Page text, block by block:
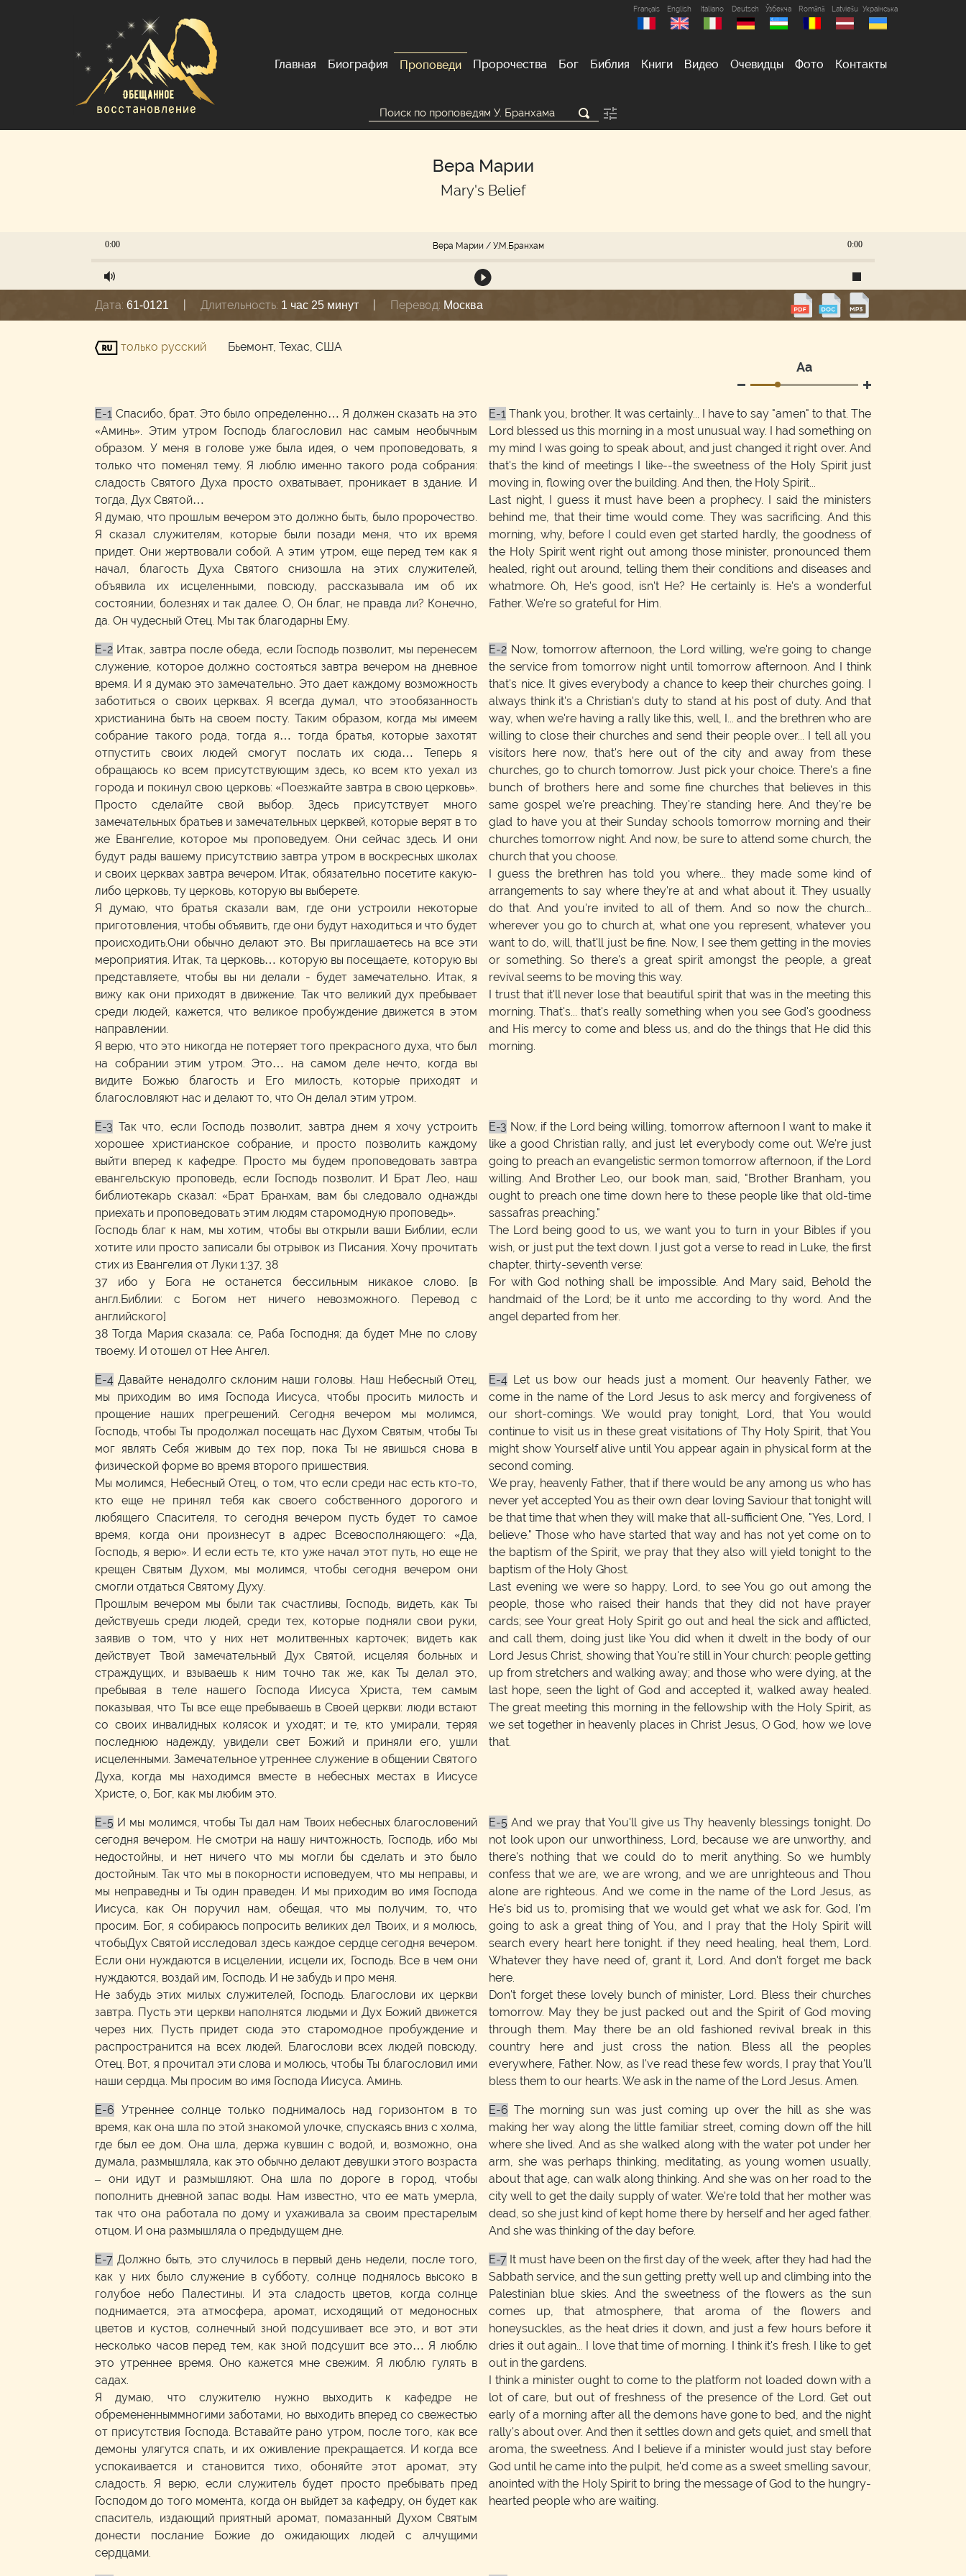
Français English Italiano Deutsch Ўзбекча Română Latviešu Українська
Главная Биография Проповеди Пророчества Бог Библия Книги Видео Очевидцы Фото Контакты
Вера Марии
Mary's Belief
Вера Марии / У.М.Бранхам
0:00 0:00
Дата: 61-0121 Длительность: 1 час 25 минут Перевод: Москва
только русский Бьемонт, Техас, США
Аа
E-1 Спасибо, брат. Это было определенно… Я должен сказать на это
«Аминь». Этим утром Господь благословил нас самым необычным
образом. У меня в голове уже была идея, о чем проповедовать, я
только что поменял тему. Я люблю именно такого рода собрания:
сладость Святого Духа просто охватывает, проникает в здание. И
тогда, Дух Святой…
Я думаю, что прошлым вечером это должно быть, было пророчество.
Я сказал служителям, которые были позади меня, что их время
придет. Они жертвовали собой. А этим утром, еще перед тем как я
начал, благость Духа Святого снизошла на этих служителей,
объявила их исцеленными, повсюду, рассказывала им об их
состоянии, болезнях и так далее. О, Он благ, не правда ли? Конечно,
да. Он чудесный Отец. Мы так благодарны Ему.
E-1 Thank you, brother. It was certainly... I have to say "amen" to that. The
Lord blessed us this morning in a most unusual way. I had something on
my mind I was going to speak about, and just changed it right over. And
that's the kind of meetings I like--the sweetness of the Holy Spirit just
moving in, flowing over the building. And then, the Holy Spirit...
Last night, I guess it must have been a prophecy. I said the ministers
behind me, that their time would come. They was sacrificing. And this
morning, why, before I could even get started hardly, the goodness of
the Holy Spirit went right out among those minister, pronounced them
healed, right out around, telling them their conditions and diseases and
whatmore. Oh, He's good, isn't He? He certainly is. He's a wonderful
Father. We're so grateful for Him.
E-2 Итак, завтра после обеда, если Господь позволит, мы перенесем
служение, которое должно состояться завтра вечером на дневное
время. И я думаю это замечательно. Это дает каждому возможность
заботиться о своих церквах. Я всегда думал, что этообязанность
христианина быть на своем посту. Таким образом, когда мы имеем
собрание такого рода, тогда я… тогда братья, которые захотят
отпустить своих людей смогут послать их сюда… Теперь я
обращаюсь ко всем присутствующим здесь, ко всем кто уехал из
города и покинул свою церковь: «Поезжайте завтра в свою церковь».
Просто сделайте свой выбор. Здесь присутствует много
замечательных братьев и замечательных церквей, которые верят в то
же Евангелие, которое мы проповедуем. Они сейчас здесь. И они
будут рады вашему присутствию завтра утром в воскресных школах
и своих церквах завтра вечером. Итак, обязательно посетите какую-
либо церковь, ту церковь, которую вы выберете.
Я думаю, что братья сказали вам, где они устроили некоторые
приготовления, чтобы объявить, где они будут находиться и что будет
происходить.Они обычно делают это. Вы приглашаетесь на все эти
мероприятия. Итак, та церковь… которую вы посещаете, которую вы
представляете, чтобы вы ни делали - будет замечательно. Итак, я
вижу как они приходят в движение. Так что великий дух пребывает
среди людей, кажется, что великое пробуждение движется в этом
направлении.
Я верю, что это никогда не потеряет того прекрасного духа, что был
на собрании этим утром. Это… на самом деле нечто, когда вы
видите Божью благость и Его милость, которые приходят и
благословляют нас и делают то, что Он делал этим утром.
E-2 Now, tomorrow afternoon, the Lord willing, we're going to change
the service from tomorrow night until tomorrow afternoon. And I think
that's nice. It gives everybody a chance to keep their churches going. I
always think it's a Christian's duty to stand at his post of duty. And that
way, when we're having a rally like this, well, I... and the brethren who are
willing to close their churches and send their people over... I tell all you
visitors here now, that's here out of the city and away from these
churches, go to church tomorrow. Just pick your choice. There's a fine
bunch of brothers here and some fine churches that believes in this
same gospel we're preaching. They're standing here. And they're be
glad to have you at their Sunday schools tomorrow morning and their
churches tomorrow night. And now, be sure to attend some church, the
church that you choose.
I guess the brethren has told you where... they made some kind of
arrangements to say where they're at and what about it. They usually
do that. And you're invited to all of them. And so now the church...
wherever you go to church at, what one you represent, whatever you
want to do, will, that'll just be fine. Now, I see them getting in the movies
or something. So there's a great spirit amongst the people, a great
revival seems to be moving this way.
I trust that it'll never lose that beautiful spirit that was in the meeting this
morning. That's... that's really something when you see God's goodness
and His mercy to come and bless us, and do the things that He did this
morning.
E-3 Так что, если Господь позволит, завтра днем я хочу устроить
хорошее христианское собрание, и просто позволить каждому
выйти вперед к кафедре. Просто мы будем проповедовать завтра
евангельскую проповедь, если Господь позволит. И Брат Лео, наш
библиотекарь сказал: «Брат Бранхам, вам бы следовало однажды
приехать и проповедовать этим людям старомодную проповедь».
Господь благ к нам, мы хотим, чтобы вы открыли ваши Библии, если
хотите или просто записали бы отрывок из Писания. Хочу прочитать
стих из Евангелия от Луки 1:37, 38
37 ибо у Бога не останется бессильным никакое слово. [в
англ.Библии: с Богом нет ничего невозможного. Перевод с
английского]
38 Тогда Мария сказала: се, Раба Господня; да будет Мне по слову
твоему. И отошел от Нее Ангел.
E-3 Now, if the Lord being willing, tomorrow afternoon I want to make it
like a good Christian rally, and just let everybody come out. We're just
going to preach an evangelistic sermon tomorrow afternoon, if the Lord
willing. And Brother Leo, our book man, said, "Brother Branham, you
ought to preach one time down here to these people like that old-time
sassafras preaching."
The Lord being good to us, we want you to turn in your Bibles if you
wish, or just put the text down. I just got a verse to read in Luke, the first
chapter, thirty-seventh verse:
For with God nothing shall be impossible. And Mary said, Behold the
handmaid of the Lord; be it unto me according to thy word. And the
angel departed from her.
E-4 Давайте ненадолго склоним наши головы. Наш Небесный Отец,
мы приходим во имя Господа Иисуса, чтобы просить милость и
прощение наших прегрешений. Сегодня вечером мы молимся,
Господь, чтобы Ты продолжал посещать нас Духом Святым, чтобы Ты
мог являть Себя живым до тех пор, пока Ты не явишься снова в
физической форме во время второго пришествия.
Мы молимся, Небесный Отец, о том, что если среди нас есть кто-то,
кто еще не принял тебя как своего собственного дорогого и
любящего Спасителя, то сегодня вечером пусть будет то самое
время, когда они произнесут в адрес Всевосполняющего: «Да,
Господь, я верю». И если есть те, кто уже начал этот путь, но еще не
крещен Святым Духом, мы молимся, чтобы сегодня вечером они
смогли отдаться Святому Духу.
Прошлым вечером мы были так счастливы, Господь, видеть, как Ты
действуешь среди людей, среди тех, которые подняли свои руки,
заявив о том, что у них нет молитвенных карточек; видеть как
действует Твой замечательный Дух Святой, исцеляя больных и
страждущих, и взываешь к ним точно так же, как Ты делал это,
пребывая в теле нашего Господа Иисуса Христа, тем самым
показывая, что Ты все еще пребываешь в Своей церкви: люди встают
со своих инвалидных колясок и уходят; и те, кто умирали, теряя
последнюю надежду, увидели свет Божий и приняли его, ушли
исцеленными. Замечательное утреннее служение в общении Святого
Духа, когда мы находимся вместе в небесных местах в Иисусе
Христе, о, Бог, как мы любим это.
E-4 Let us bow our heads just a moment. Our heavenly Father, we
come in the name of the Lord Jesus to ask mercy and forgiveness of
our short-comings. We would pray tonight, Lord, that You would
continue to visit us in these great visitations of Thy Holy Spirit, that You
might show Yourself alive until You appear again in physical form at the
second coming.
We pray, heavenly Father, that if there would be any among us who has
never yet accepted You as their own dear loving Saviour that tonight will
be that time that when they will make that all-sufficient One, "Yes, Lord, I
believe." Those who have started that way and has not yet come on to
the baptism of the Spirit, we pray that they also will yield tonight to the
baptism of the Holy Ghost.
Last evening we were so happy, Lord, to see You go out among the
people, those who raised their hands that they did not have prayer
cards; see Your great Holy Spirit go out and heal the sick and afflicted,
and call them, doing just like You did when it dwelt in the body of our
Lord Jesus Christ, showing that You're still in Your church: people getting
up from stretchers and walking away; and those who were dying, at the
last hope, seen the light of God and accepted it, walked away healed.
The great meeting this morning in the fellowship with the Holy Spirit, as
we set together in heavenly places in Christ Jesus, O God, how we love
that.
E-5 И мы молимся, чтобы Ты дал нам Твоих небесных благословений
сегодня вечером. Не смотри на нашу ничтожность, Господь, ибо мы
недостойны, и нет ничего что мы могли бы сделать и это было
достойным. Так что мы в покорности исповедуем, что мы неправы, и
мы неправедны и Ты один праведен. И мы приходим во имя Господа
Иисуса, как Он поручил нам, обещая, что мы получим, то, что
просим. Бог, я собираюсь попросить великих дел Твоих, и я молюсь,
чтобыДух Святой исследовал здесь каждое сердце сегодня вечером.
Если они нуждаются в исцелении, исцели их, Господь. Все в чем они
нуждаются, воздай им, Господь. И не забудь и про меня.
Не забудь этих милых служителей, Господь. Благослови их церкви
завтра. Пусть эти церкви наполнятся людьми и Дух Божий движется
через них. Пусть придет сюда это старомодное пробуждение и
распространится на всех людей. Благослови всех людей повсюду,
Отец. Вот, я прочитал эти слова и молюсь, чтобы Ты благословил ими
наши сердца. Мы просим во имя Господа Иисуса. Аминь.
E-5 And we pray that You'll give us Thy heavenly blessings tonight. Do
not look upon our unworthiness, Lord, because we are unworthy, and
there's nothing that we could do to merit anything. So we humbly
confess that we are, we are wrong, and we are unrighteous and Thou
alone are righteous. And we come in the name of the Lord Jesus, as
He's bid us to, promising that we would get what we ask for. God, I'm
going to ask a great thing of You, and I pray that the Holy Spirit will
search every heart here tonight. if they need healing, heal them, Lord.
Whatever they have need of, grant it, Lord. And don't forget me back
here.
Don't forget these lovely bunch of minister, Lord. Bless their churches
tomorrow. May they be just packed out and the Spirit of God moving
through them. May there be an old fashioned revival break in this
country here and just cross the nation. Bless all the peoples
everywhere, Father. Now, as I've read these few words, I pray that You'll
bless them to our hearts. We ask in the name of the Lord Jesus. Amen.
E-6 Утреннее солнце только поднималось над горизонтом в то
время, как она шла по этой знакомой улочке, спускаясь вниз с холма,
где был ее дом. Она шла, держа кувшин с водой, и, возможно, она
думала, размышляла, как это обычно делают девушки этого возраста
– они идут и размышляют. Она шла по дороге в город, чтобы
пополнить дневной запас воды. Нам известно, что ее мать умерла,
так что она работала по дому и ухаживала за своим престарелым
отцом. И она размышляла о предыдущем дне.
E-6 The morning sun was just coming up over the hill as she was
making her way along the little familiar street, coming down off the hill
where she lived. And as she walked along with the water pot under her
arm, she was perhaps thinking, meditating, as young women usually,
about that age, can walk along thinking. And she was on her road to the
city well to get the daily supply of water. We're told that her mother was
dead, so she just kind of kept home there by herself and her aged father.
And she was thinking of the day before.
E-7 Должно быть, это случилось в первый день недели, после того,
как у них было служение в субботу, солнце поднялось высоко в
голубое небо Палестины. И эта сладость цветов, когда солнце
поднимается, эта атмосфера, аромат, исходящий от медоносных
цветов и кустов, солнечный зной подсушивает все это, и вот эти
несколько часов перед тем, как зной подсушит все это… Я люблю
это утреннее время. Оно кажется мне свежим. Я люблю гулять в
садах.
Я думаю, что служителю нужно выходить к кафедре не
обремененныммногими заботами, но выходить вперед со свежестью
от присутствия Господа. Вставайте рано утром, после того, как все
демоны улягутся спать, и их оживление прекращается. И когда все
успокаивается и становится тихо, обоняйте этот аромат, эту
сладость. Я верю, если служитель будет просто пребывать пред
Господом до того момента, когда он выйдет за кафедру, он будет как
спаситель, издающий приятный аромат, помазанный Духом Святым
донести послание Божие до ожидающих людей с алчущими
сердцами.
E-7 It must have been on the first day of the week, after they had had the
Sabbath service, and the sun getting pretty well up and climbing into the
Palestinian blue skies. And the sweetness of the flowers as the sun
comes up, that atmosphere, that aroma of the flowers and
honeysuckles, as the heat dries it down, and just a few hours before it
dries it out again... I love that time of morning. I think it's fresh. I like to get
out in the gardens.
I think a minister ought to come to the platform not loaded down with a
lot of care, but out of freshness of the presence of the Lord. Get out
early of a morning after all the demons have gone to bed, and the night
rally's about over. And then it settles down and gets quiet, and smell that
aroma, the sweetness. And I believe if a minister would just stay before
God until he came into the pulpit, he'd come as a sweet smelling savour,
anointed with the Holy Spirit to bring the message of God to the hungry-
hearted people who are waiting.